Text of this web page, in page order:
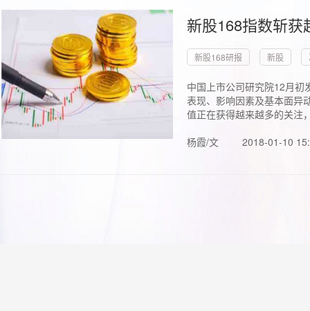
新股168指数斩
新股168研报 新股
中国上市公司研究院12月初
表现、影响因素及基本面异
值正在获得越来越多的关注
杨霞/文
2018-01-10